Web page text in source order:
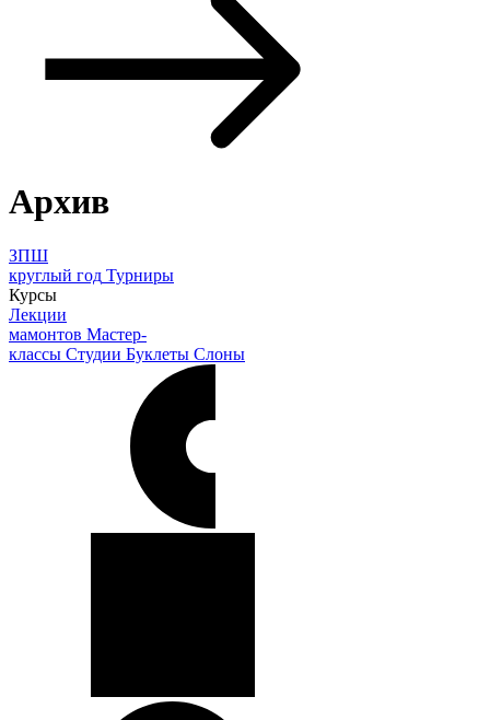
Архив
ЗПШ
круглый год Турниры
Курсы
Лекции
мамонтов Мастер-
классы Студии Буклеты Слоны